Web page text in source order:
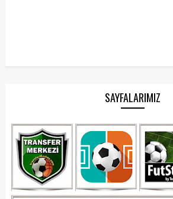
SAYFALARIMIZ